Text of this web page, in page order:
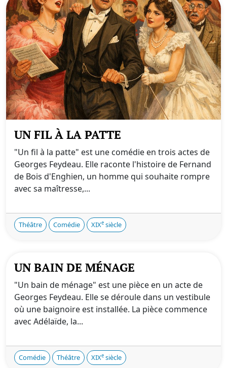
UN FIL À LA PATTE
"Un fil à la patte" est une comédie en trois actes de
Georges Feydeau. Elle raconte l'histoire de Fernand
de Bois d'Enghien, un homme qui souhaite rompre
avec sa maîtresse,...
Théâtre Comédie XIXe siècle
UN BAIN DE MÉNAGE
"Un bain de ménage" est une pièce en un acte de
Georges Feydeau. Elle se déroule dans un vestibule
où une baignoire est installée. La pièce commence
avec Adélaïde, la...
Comédie Théâtre XIXe siècle